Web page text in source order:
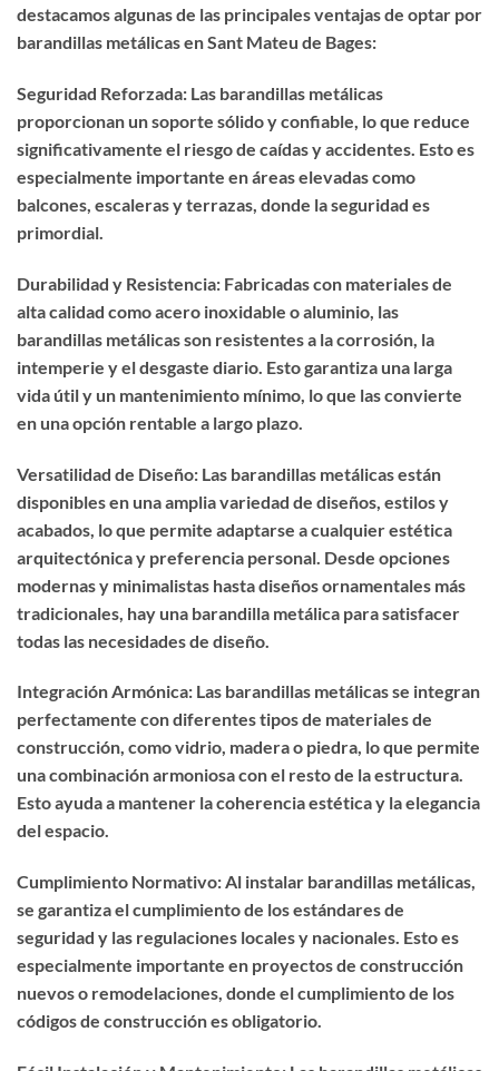
destacamos algunas de las principales ventajas de optar por
barandillas metálicas en Sant Mateu de Bages:
Seguridad Reforzada: Las barandillas metálicas
proporcionan un soporte sólido y confiable, lo que reduce
significativamente el riesgo de caídas y accidentes. Esto es
especialmente importante en áreas elevadas como
balcones, escaleras y terrazas, donde la seguridad es
primordial.
Durabilidad y Resistencia: Fabricadas con materiales de
alta calidad como acero inoxidable o aluminio, las
barandillas metálicas son resistentes a la corrosión, la
intemperie y el desgaste diario. Esto garantiza una larga
vida útil y un mantenimiento mínimo, lo que las convierte
en una opción rentable a largo plazo.
Versatilidad de Diseño: Las barandillas metálicas están
disponibles en una amplia variedad de diseños, estilos y
acabados, lo que permite adaptarse a cualquier estética
arquitectónica y preferencia personal. Desde opciones
modernas y minimalistas hasta diseños ornamentales más
tradicionales, hay una barandilla metálica para satisfacer
todas las necesidades de diseño.
Integración Armónica: Las barandillas metálicas se integran
perfectamente con diferentes tipos de materiales de
construcción, como vidrio, madera o piedra, lo que permite
una combinación armoniosa con el resto de la estructura.
Esto ayuda a mantener la coherencia estética y la elegancia
del espacio.
Cumplimiento Normativo: Al instalar barandillas metálicas,
se garantiza el cumplimiento de los estándares de
seguridad y las regulaciones locales y nacionales. Esto es
especialmente importante en proyectos de construcción
nuevos o remodelaciones, donde el cumplimiento de los
códigos de construcción es obligatorio.